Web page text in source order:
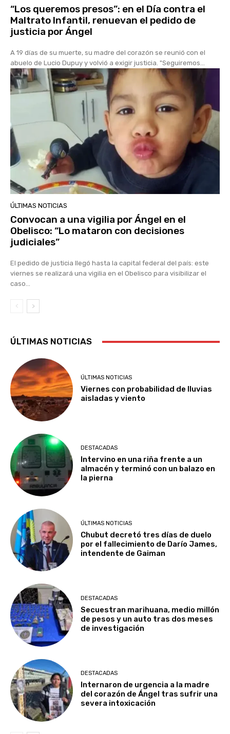
“Los queremos presos”: en el Día contra el
Maltrato Infantil, renuevan el pedido de
justicia por Ángel
A 19 días de su muerte, su madre del corazón se reunió con el
abuelo de Lucio Dupuy y volvió a exigir justicia. "Seguiremos...
ÚLTIMAS NOTICIAS
Convocan a una vigilia por Ángel en el
Obelisco: “Lo mataron con decisiones
judiciales”
El pedido de justicia llegó hasta la capital federal del país: este
viernes se realizará una vigilia en el Obelisco para visibilizar el
caso...
ÚLTIMAS NOTICIAS
ÚLTIMAS NOTICIAS
Viernes con probabilidad de lluvias
aisladas y viento
DESTACADAS
Intervino en una riña frente a un
almacén y terminó con un balazo en
la pierna
ÚLTIMAS NOTICIAS
Chubut decretó tres días de duelo
por el fallecimiento de Darío James,
intendente de Gaiman
DESTACADAS
Secuestran marihuana, medio millón
de pesos y un auto tras dos meses
de investigación
DESTACADAS
Internaron de urgencia a la madre
del corazón de Ángel tras sufrir una
severa intoxicación